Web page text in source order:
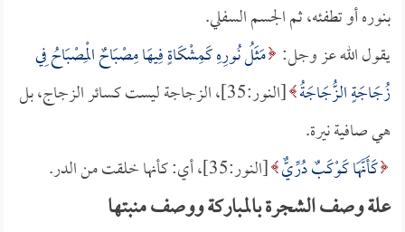
بنوره أو تطفئه، ثم الجسم السفلي.
يقول الله عز وجل: مَثَلُ نُورِهِ كَمِشْكَاةٍ فِيهَا مِصْبَاحٌ الْمِصْبَاحُ فِي
زُجَاجَةٍ الزُّجَاجَةُ
[النور:35]، الزجاجة ليست كسائر الزجاج، بل
هي صافية نيرة.
كَأَنَّهَا كَوْكَبٌ دُرِّيٌّ [النور:35]، أي: كأنها خلقت من الدر.
علة وصف الشجرة بالمباركة ووصف منبتها